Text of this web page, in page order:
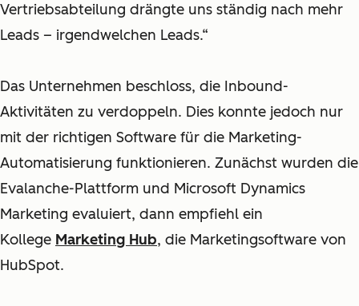
Vertriebsabteilung drängte uns ständig nach mehr
Leads – irgendwelchen Leads.“
Das Unternehmen beschloss, die Inbound-
Aktivitäten zu verdoppeln. Dies konnte jedoch nur
mit der richtigen Software für die Marketing-
Automatisierung funktionieren. Zunächst wurden die
Evalanche-Plattform und Microsoft Dynamics
Marketing evaluiert, dann empfiehl ein
Kollege Marketing Hub, die Marketingsoftware von
HubSpot.